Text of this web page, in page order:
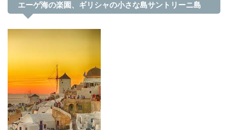
エーゲ海の楽園、ギリシャの小さな島サントリーニ島